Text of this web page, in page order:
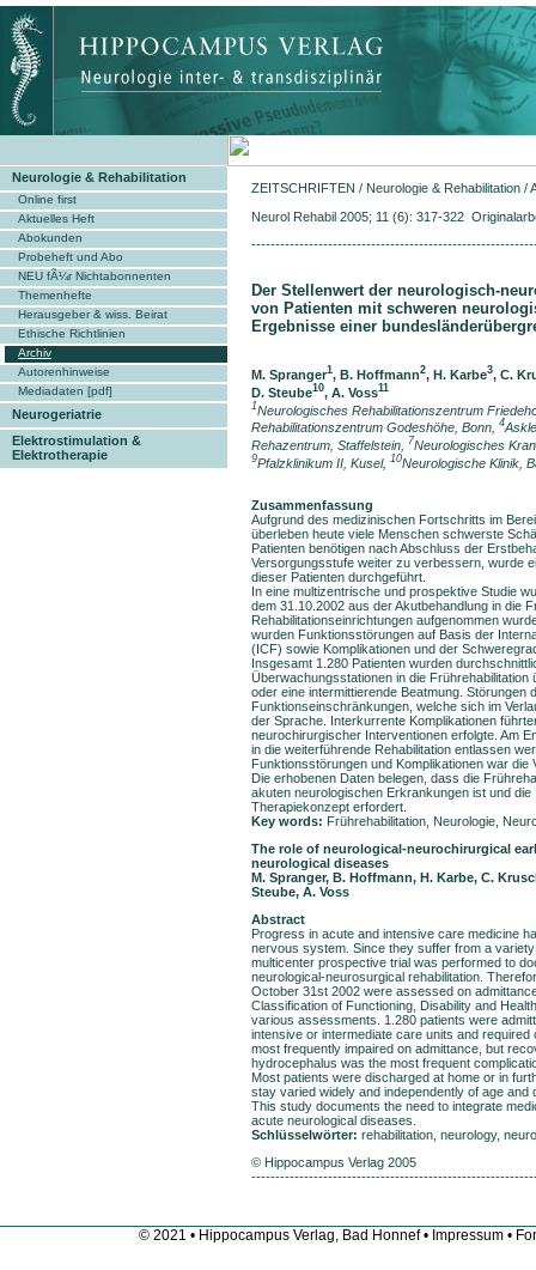
Neurologie & Rehabilitation
Online first
Aktuelles Heft
Abokunden
Probeheft und Abo
NEU fÃ¼r Nichtabonnenten
Themenhefte
Herausgeber & wiss. Beirat
Ethische Richtlinien
Archiv
Autorenhinweise
Mediadaten [pdf]
Neurogeriatrie
Elektrostimulation &
Elektrotherapie
ZEITSCHRIFTEN / Neurologie & Rehabilitation /
Neurol Rehabil 2005; 11 (6): 317-322
Der Stellenwert der neurologisch-
von Patienten mit schweren
Ergebnisse einer
M. Spranger1, B. Hoffmann2, H. Karbe3, C.
D. Steube10, A. Voss11
1Neurologisches Rehabilitationszentrum
Rehabilitationszentrum Godeshöhe, Bonn, 4
Rehazentrum, Staffelstein,
7Neurologisches
9Pfalzklinikum II, Kusel, 10Neurologische Klinik,
Zusammenfassung
Aufgrund des medizinischen Fortschritts im
überleben heute viele Menschen schwerste
Patienten benötigen nach Abschluss der
Versorgungsstufe weiter zu verbessern, wurde
dieser Patienten durchgeführt.
In eine multizentrische und prospektive Studie
dem 31.10.2002 aus der Akutbehandlung in die
Rehabilitationseinrichtungen aufgenommen
wurden Funktionsstörungen auf Basis der
(ICF) sowie Komplikationen und der
Insgesamt 1.280 Patienten wurden
Überwachungsstationen in die
oder eine intermittierende Beatmung.
Funktionseinschränkungen, welche sich im
der Sprache. Interkurrente Komplikationen
neurochirurgischer Interventionen erfolgte. Am
in die weiterführende Rehabilitation entlassen
Funktionsstörungen und Komplikationen war
Die erhobenen Daten belegen, dass die
akuten neurologischen Erkrankungen ist und
Therapiekonzept erfordert.
Key words: Frührehabilitation, Neurologie,
The role of neurological-neurochirurgical
neurological diseases
M. Spranger, B. Hoffmann, H. Karbe, C.
Steube, A. Voss
Abstract
Progress in acute and intensive care medicine
nervous system. Since they suffer from a
multicenter prospective trial was performed to
neurological-neurosurgical rehabilitation.
October 31st 2002 were assessed on
Classification of Functioning, Disability and
various assessments. 1.280 patients were
intensive or intermediate care units and
most frequently impaired on admittance, but
hydrocephalus was the most frequent
Most patients were discharged at home or in
stay varied widely and independently of age and
This study documents the need to integrate
acute neurological diseases.
Schlüsselwörter: rehabilitation, neurology,
© Hippocampus Verlag 2005
© 2021 • Hippocampus Verlag, Bad Honnef • Impressum •